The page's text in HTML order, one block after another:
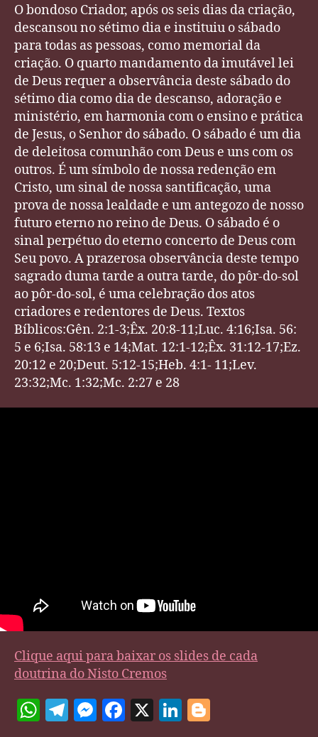
O bondoso Criador, após os seis dias da criação,
descansou no sétimo dia e instituiu o sábado
para todas as pessoas, como memorial da
criação. O quarto mandamento da imutável lei
de Deus requer a observância deste sábado do
sétimo dia como dia de descanso, adoração e
ministério, em harmonia com o ensino e prática
de Jesus, o Senhor do sábado. O sábado é um dia
de deleitosa comunhão com Deus e uns com os
outros. É um símbolo de nossa redenção em
Cristo, um sinal de nossa santificação, uma
prova de nossa lealdade e um antegozo de nosso
futuro eterno no reino de Deus. O sábado é o
sinal perpétuo do eterno concerto de Deus com
Seu povo. A prazerosa observância deste tempo
sagrado duma tarde a outra tarde, do pôr-do-sol
ao pôr-do-sol, é uma celebração dos atos
criadores e redentores de Deus. Textos
Bíblicos:Gên. 2:1-3;Êx. 20:8-11;Luc. 4:16;Isa. 56:
5 e 6;Isa. 58:13 e 14;Mat. 12:1-12;Êx. 31:12-17;Ez.
20:12 e 20;Deut. 5:12-15;Heb. 4:1- 11;Lev.
23:32;Mc. 1:32;Mc. 2:27 e 28
Clique aqui para baixar os slides de cada
doutrina do Nisto Cremos
W T
M F
X
Li